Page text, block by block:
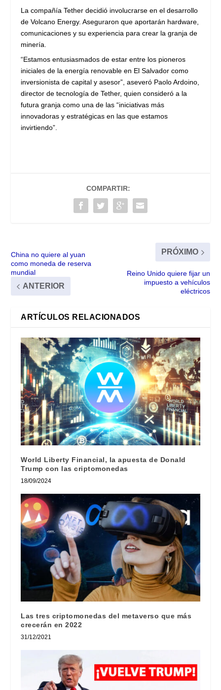
La compañía Tether decidió involucrarse en el desarrollo
de Volcano Energy. Aseguraron que aportarán hardware,
comunicaciones y su experiencia para crear la granja de
minería.
“Estamos entusiasmados de estar entre los pioneros
iniciales de la energía renovable en El Salvador como
inversionista de capital y asesor”, aseveró Paolo Ardoino,
director de tecnología de Tether, quien consideró a la
futura granja como una de las “iniciativas más
innovadoras y estratégicas en las que estamos
invirtiendo”.
COMPARTIR:
China no quiere al yuan
como moneda de reserva
mundial
ANTERIOR
PRÓXIMO
Reino Unido quiere fijar un
impuesto a vehículos
eléctricos
ARTÍCULOS RELACIONADOS
World Liberty Financial, la apuesta de Donald
Trump con las criptomonedas
18/09/2024
Las tres criptomonedas del metaverso que más
crecerán en 2022
31/12/2021